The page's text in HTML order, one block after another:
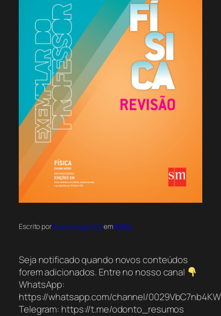
Escrito porAcervo Index BotemENEM
Seja notificado quando novos conteúdos
forem adicionados. Entre no nosso canal
WhatsApp:
https://whatsapp.com/channel/
Telegram: https://t.me/odonto_resumos